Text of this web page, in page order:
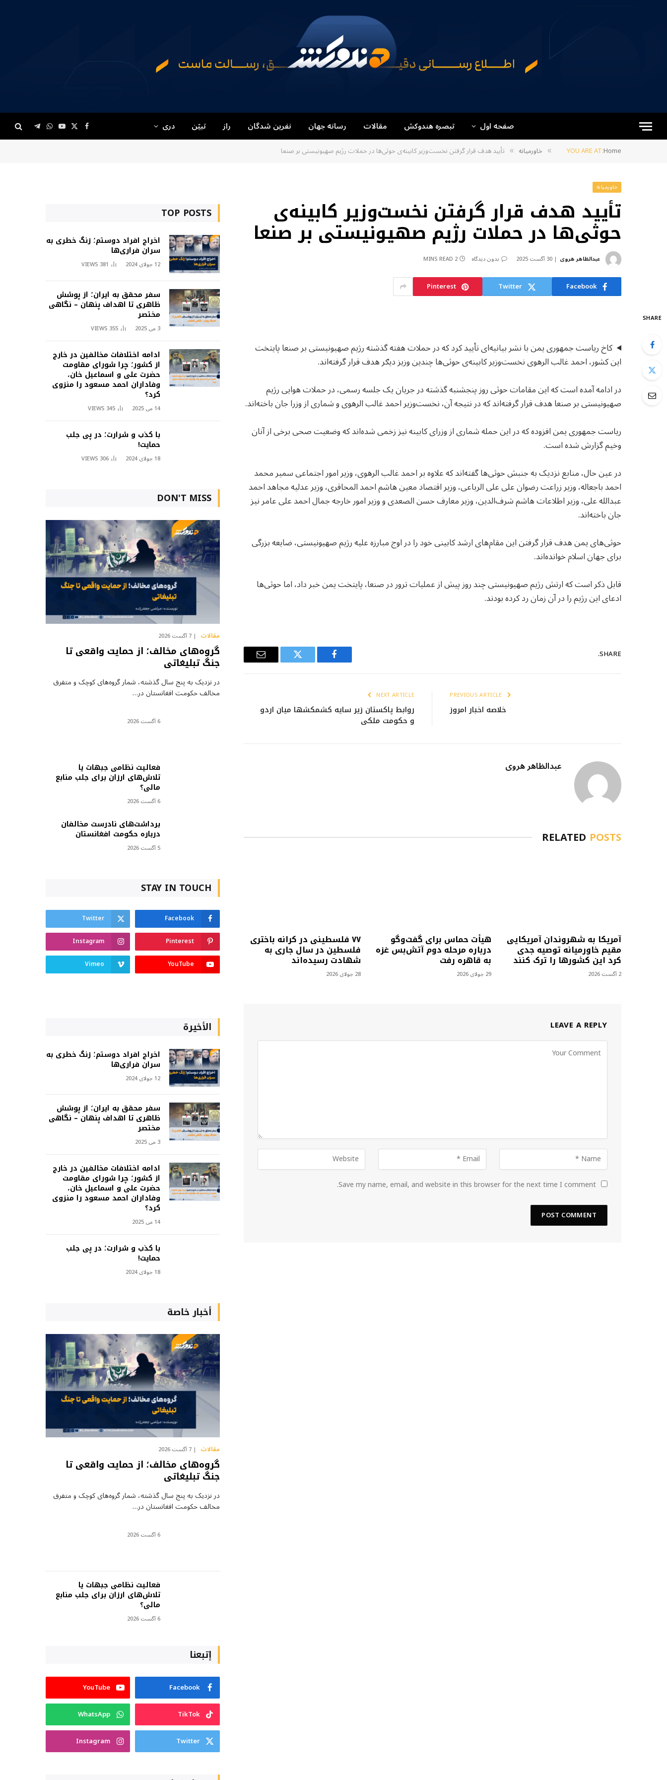
صفحه اول تبصره هندوکش مقالات رسانه جهان نفرین شدگان راز تبیّن دری Facebook
X
(Twitter)
YouTube
WhatsApp
Telegram
YOU ARE AT:Home
» خاورمیانه » تأیید هدف قرار گرفتن نخست‌وزیر کابینه‌ی حوثی‌ها در حملات رژیم صهیونیستی بر صنعا
خاورمیانه
تأیید هدف قرار گرفتن نخست‌وزیر کابینه‌ی
حوثی‌ها در حملات رژیم صهیونیستی بر صنعا
عبدالظاهر هروی 30 آگست 2025 بدون دیدگاه 2 MINS READ
Facebook
Twitter
Pinterest
SHARE
کاخ ریاست جمهوری یمن با نشر بیانیه‌ای تأیید کرد که در حملات هفته گذشته رژیم صهیونیستی بر صنعا پایتخت
این کشور، احمد غالب الرهوی نخست‌وزیر کابینه‌ی حوثی‌ها چندین وزیز دیګر هدف قرار گرفته‌اند.
در ادامه آمده است که این مقامات حوثی روز پنجشنبه گذشته در جریان یک جلسه رسمی، در حملات هوایی رژیم
صهیونیستی بر صنعا هدف قرار گرفته‌اند که در نتیجه آن، نخست‌وزیر احمد غالب الرهوی و شماری از وزرا جان باخته‌اند.
ریاست جمهوری یمن افزوده که در این حمله شماری از وزرای کابینه نیز زخمی شده‌اند که وضعیت صحی برخی از آنان
وخیم گزارش شده است.
در عین حال، منابع نزدیک به جنبش حوثی‌ها گفته‌اند که علاوه بر احمد غالب الرهوی، وزیر امور اجتماعی سمیر محمد
احمد باجعاله، وزیر زراعت رضوان علی علی الرباعی، وزیر اقتصاد معین هاشم احمد المحاقری، وزیر عدلیه مجاهد احمد
عبدالله علی، وزیر اطلاعات هاشم شرف‌الدین، وزیر معارف حسن الصعدی و وزیر امور خارجه جمال احمد علی عامر نیز
جان باخته‌اند.
حوثی‌های یمن هدف قرار گرفتن این مقام‌های ارشد کابینی خود را در اوج مبارزه علیه رژیم صهیونیستی، ضایعه بزرگی
برای جهان اسلام خوانده‌اند.
قابل ذکر است که ارتش رژیم صهیونیستی چند روز پیش از عملیات ترور در صنعا، پایتخت یمن خبر داد، اما حوثی‌ها
ادعای این رژیم را در آن زمان رد کرده بودند.
SHARE.
Facebook
Twitter
Email
خلاصه اخبار امروز
NEXT ARTICLE
روابط پاکستان زیر سایه کشمکش‮ها میان اردو
و حکومت ملکی
عبدالظاهر هروی
RELATED POSTS
آمریکا به شهروندان آمریکایی
مقیم خاورمیانه توصیه جدی
کرد این کشورها را ترک کنند
2 آگست 2026
هیأت حماس برای گفت‌وگو
درباره مرحله دوم آتش‌بس غزه
به قاهره رفت
29 جولای 2026
۷۷ فلسطینی در کرانه باختری
فلسطین در سال جاری به
شهادت رسیده‌اند
28 جولای 2026
LEAVE A REPLY
Save my name, email, and website in this browser for the next time I comment.
TOP POSTS
اخراج افراد دوستم؛ زنگ خطری به
سران فراری‌ها
12 جولای 2024 381
VIEWS
سفر محقق به ایران؛ از پوشش
ظاهری تا اهداف پنهان – نگاهی
مختصر
3 می 2025 355
VIEWS
ادامه اختلافات مخالفین در خارج
از کشور؛ چرا شورای مقاومت
حضرت علی و اسماعیل خان،
وفاداران احمد مسعود را منزوی
کرد؟
14 می 2025 345
VIEWS
با کذب و شرارت؛ در پی جلب
حمایت!
18 جولای 2024 306
VIEWS
DON'T MISS
مقالات 7 آگست 2026
گروه‌های مخالف؛ از حمایت واقعی تا
جنگ تبلیغاتی
در نزدیک به پنج سال گذشته، شمار گروه‌های کوچک و متفرق
مخالف حکومت افغانستان در…
6 آگست 2026
فعالیت نظامی جبهات یا
تلاش‌های ارزان برای جلب منابع
مالی؟
6 آگست 2026
برداشت‌های نادرست مخالفان
درباره حکومت افغانستان
5 آگست 2026
STAY IN TOUCH
Facebook
Twitter
Pinterest
Instagram
YouTube
Vimeo
الأخيرة
اخراج افراد دوستم؛ زنگ خطری به
سران فراری‌ها
12 جولای 2024
سفر محقق به ایران؛ از پوشش
ظاهری تا اهداف پنهان – نگاهی
مختصر
3 می 2025
ادامه اختلافات مخالفین در خارج
از کشور؛ چرا شورای مقاومت
حضرت علی و اسماعیل خان،
وفاداران احمد مسعود را منزوی
کرد؟
14 می 2025
با کذب و شرارت؛ در پی جلب
حمایت!
18 جولای 2024
أخبار خاصة
مقالات 7 آگست 2026
گروه‌های مخالف؛ از حمایت واقعی تا
جنگ تبلیغاتی
در نزدیک به پنج سال گذشته، شمار گروه‌های کوچک و متفرق
مخالف حکومت افغانستان در…
6 آگست 2026
فعالیت نظامی جبهات یا
تلاش‌های ارزان برای جلب منابع
مالی؟
6 آگست 2026
إتبعنا
Facebook
YouTube
TikTok
WhatsApp
Twitter
Instagram